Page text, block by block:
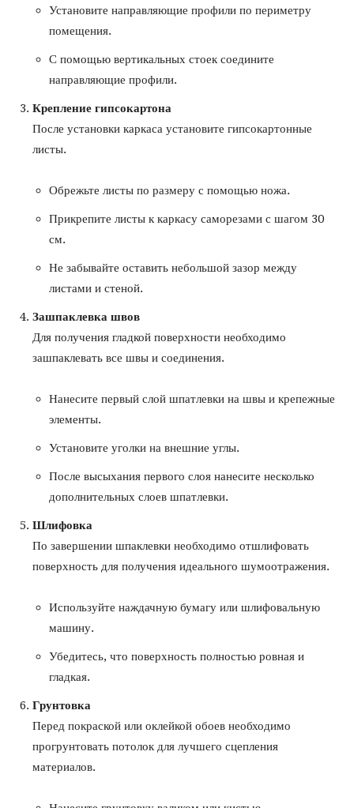
Установите направляющие профили по периметру
помещения.
С помощью вертикальных стоек соедините
направляющие профили.
Крепление гипсокартона
После установки каркаса установите гипсокартонные
листы.
Обрежьте листы по размеру с помощью ножа.
Прикрепите листы к каркасу саморезами с шагом 30
см.
Не забывайте оставить небольшой зазор между
листами и стеной.
Зашпаклевка швов
Для получения гладкой поверхности необходимо
зашпаклевать все швы и соединения.
Нанесите первый слой шпатлевки на швы и крепежные
элементы.
Установите уголки на внешние углы.
После высыхания первого слоя нанесите несколько
дополнительных слоев шпатлевки.
Шлифовка
По завершении шпаклевки необходимо отшлифовать
поверхность для получения идеального шумоотражения.
Используйте наждачную бумагу или шлифовальную
машину.
Убедитесь, что поверхность полностью ровная и
гладкая.
Грунтовка
Перед покраской или оклейкой обоев необходимо
прогрунтовать потолок для лучшего сцепления
материалов.